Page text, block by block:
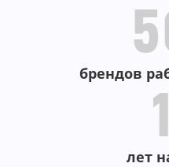
брендов
лет